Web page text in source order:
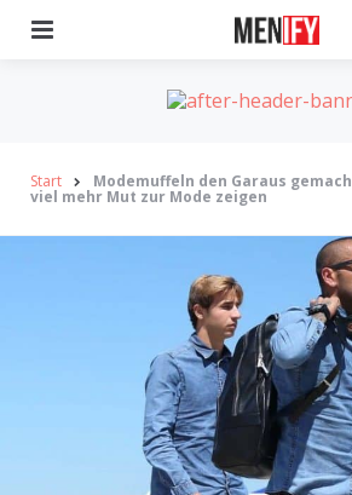
Start Modemuffeln den Garaus
viel mehr Mut zur Mode zeigen